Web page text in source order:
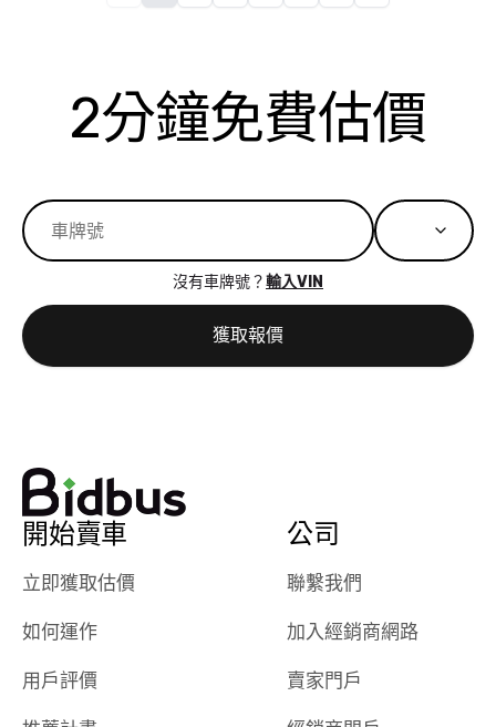
2分鐘免費估價
沒有車牌號？輸入VIN
獲取報價
開始賣車
立即獲取估價
如何運作
用戶評價
公司
聯繫我們
加入經銷商網路
賣家門戶